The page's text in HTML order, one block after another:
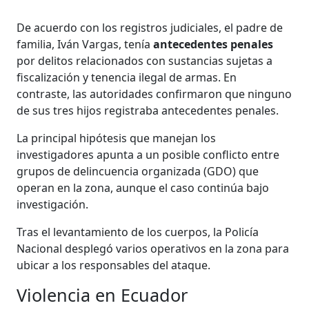
De acuerdo con los registros judiciales, el padre de
familia, Iván Vargas, teníaantecedentes penales
por delitos relacionados con sustancias sujetas a
fiscalización y tenencia ilegal de armas. En
contraste, las autoridades confirmaron que ninguno
de sus tres hijos registraba antecedentes penales.
La principal hipótesis que manejan los
investigadores apunta a un posible conflicto entre
grupos de delincuencia organizada (GDO) que
operan en la zona, aunque el caso continúa bajo
investigación.
Tras el levantamiento de los cuerpos, la Policía
Nacional desplegó varios operativos en la zona para
ubicar a los responsables del ataque.
Violencia en Ecuador